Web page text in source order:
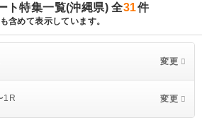
ト特集一覧(沖縄県)全31件
めて表示しています。
変更
1R 変更